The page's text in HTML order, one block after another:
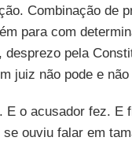
Combinação de
para com
desprezo pela
juiz não pode e
E o acusador fez. E
ouviu falar em